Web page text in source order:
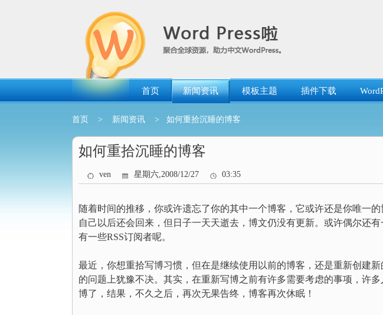
首页 新闻资讯 模板主题 插件下载
首页 > 新闻资讯 > 如何重拾沉睡的博客
如何重拾沉睡的博客
ven 星期六,2008/12/27 03:35
随着时间的推移，你或许遗忘了你的其中一个博客，它或许还是你唯一
自己以后还会回来，但日子一天天逝去，博文仍没有更新。或许偶尔还
有一些RSS订阅者呢。
最近，你想重拾写博习惯，但在是继续使用以前的博客，还是重新创建新
的问题上犹豫不决。其实，在重新写博之前有许多需要考虑的事项，许
博了，结果，不久之后，再次无果告终，博客再次休眠！